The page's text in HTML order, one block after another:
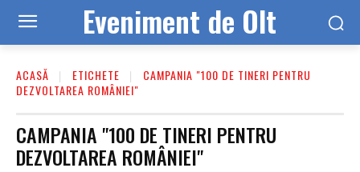
Eveniment de Olt
ACASĂ ETICHETE
CAMPANIA "100 DE TINERI PENTRU
DEZVOLTAREA ROMÂNIEI"
CAMPANIA "100 DE TINERI PENTRU
DEZVOLTAREA ROMÂNIEI"